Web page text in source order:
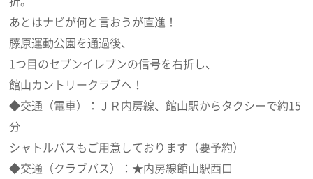
あとはナビが何と言おうが直進！
藤原運動公園を通過後、
1つ目のセブンイレブンの信号を右折し、
館山カントリークラブへ！
◆交通（電車）：ＪＲ内房線、館山駅からタクシーで約15
分
シャトルバスもご用意しております（要予約）
◆交通（クラブバス）：★内房線館山駅西口